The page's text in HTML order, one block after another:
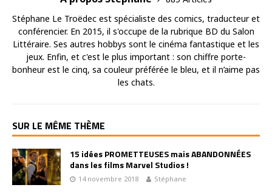
Stéphane Le Troëdec est spécialiste des comics, traducteur et
conférencier. En 2015, il s'occupe de la rubrique BD du Salon
Littéraire. Ses autres hobbys sont le cinéma fantastique et les
jeux. Enfin, et c'est le plus important : son chiffre porte-
bonheur est le cinq, sa couleur préférée le bleu, et il n’aime pas
les chats.
SUR LE MÊME THÈME
15 idées PROMETTEUSES mais ABANDONNÉES
dans les films Marvel Studios !
14 novembre 2018 Stéphane